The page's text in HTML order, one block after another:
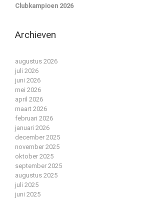
Clubkampioen 2026
Archieven
augustus 2026
juli 2026
juni 2026
mei 2026
april 2026
maart 2026
februari 2026
januari 2026
december 2025
november 2025
oktober 2025
september 2025
augustus 2025
juli 2025
juni 2025